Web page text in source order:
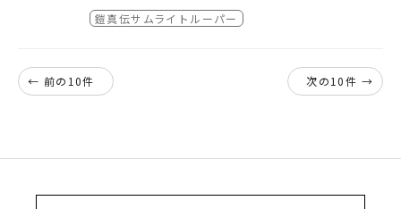
ビデオグラム商品等に収録される場合がござい
ベントにご入場されたことにより、上記の使用
にご同意いただけたものとさせていただきま
し上げます。
出に加え、新たに凱と羅真我が登場！
妖邪門の前に立つ凱、そして羅真我が攻撃を放
い。
定！
関西エリアの皆さまも、この機会にぜひ「妖邪
と書かれたシーンを選択してください。
https://hologist.com/earthbound/front/
り、ARコンテンツが正しく表示されない場合
リやブラウザ、端末の再起動をお試しいただく
と改善する場合があります。
りません。
○賞品
TVアニメ『鎧真伝サムライトルーパー』キャ
ー(非売品)
抽選で2名様
2026年7月9日（木）～2026年9月20日（日）
リジナルボイスドラマ企画が始動！
彼らの激アツでわちゃわちゃな高校生活を描く
パラレル学園ドラマとなっています。
鎧真伝サムライトルーパー
← 前の10件 次の10件 →